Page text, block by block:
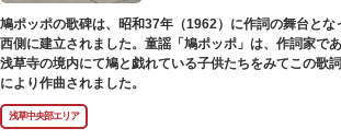
鳩ポッポの歌碑は、昭和37年（1962）に作詞の舞台とな
西側に建立されました。童謡「鳩ポッポ」は、作詞家であ
浅草寺の境内にて鳩と戯れている子供たちをみてこの歌
により作曲されました。
浅草中央部エリア